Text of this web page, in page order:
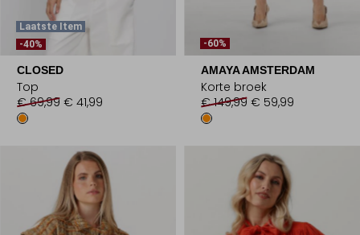
Laatste Item
-40%
CLOSED
Top
€ 69,99 € 41,99
-60%
AMAYA AMSTERDAM
Korte broek
€ 149,99 € 59,99